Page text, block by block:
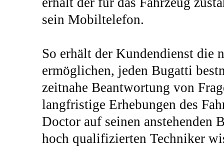
sein Mobiltelefon.
So erhält der Kundendienst die
ermöglichen, jeden Bugatti
zeitnahe Beantwortung von
langfristige Erhebungen des
Doctor auf seinen anstehenden
hoch qualifizierten Techniker